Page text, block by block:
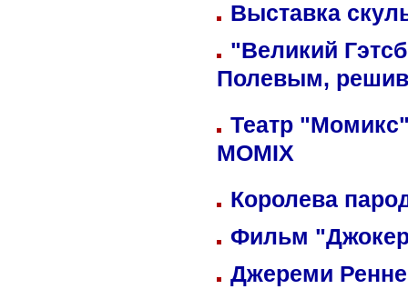
Выставка
"Великий
Полевым,
Театр
MOMIX
Королева
Фильм
Джереми